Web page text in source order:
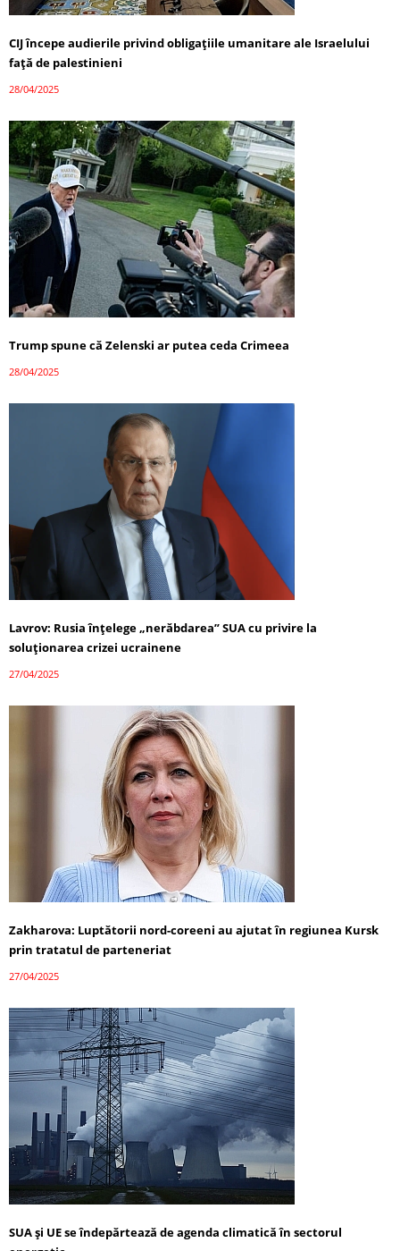
CIJ începe audierile privind obligațiile umanitare ale Israelului
față de palestinieni
28/04/2025
Trump spune că Zelenski ar putea ceda Crimeea
28/04/2025
Lavrov: Rusia înțelege „nerăbdarea” SUA cu privire la
soluționarea crizei ucrainene
27/04/2025
Zakharova: Luptătorii nord-coreeni au ajutat în regiunea Kursk
prin tratatul de parteneriat
27/04/2025
SUA și UE se îndepărtează de agenda climatică în sectorul